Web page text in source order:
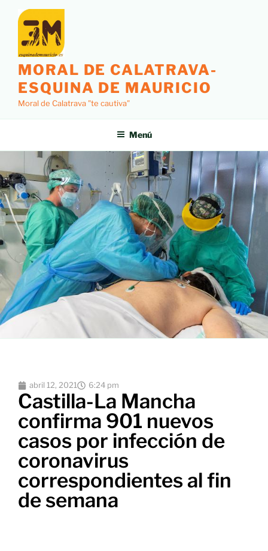
MORAL DE CALATRAVA-
ESQUINA DE MAURICIO
Moral de Calatrava "te cautiva"
Menú
abril 12, 2021 6:24 pm
Castilla-La Mancha
confirma 901 nuevos
casos por infección de
coronavirus
correspondientes al fin
de semana